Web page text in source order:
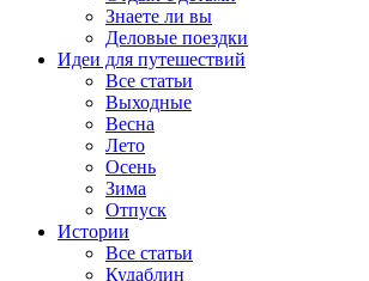
Знаете ли вы
Деловые поездки
Идеи для путешествий
Все статьи
Выходные
Весна
Лето
Осень
Зима
Отпуск
Истории
Все статьи
Кудаблин